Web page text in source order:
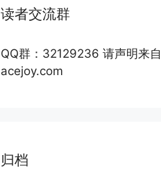
读者交流群
QQ群：32129236 请声明来自
acejoy.com
归档